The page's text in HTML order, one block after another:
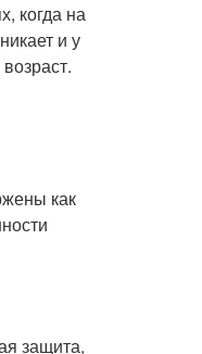
когда на
и у
как
защита,